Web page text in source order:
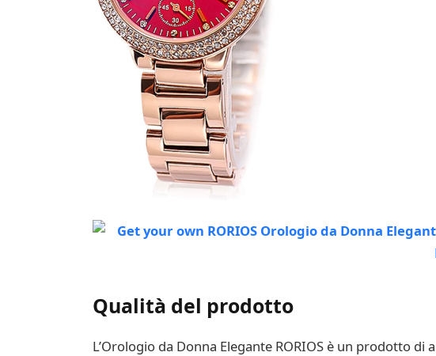
Qualità del prodotto
L’Orologio da Donna Elegante RORIOS è un prodotto